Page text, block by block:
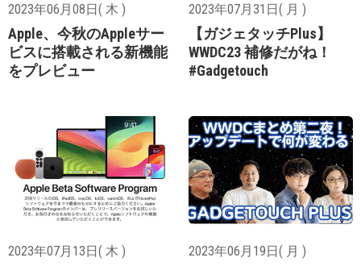
2023年06月08日( 木 )
Apple、今秋のAppleサー
ビスに搭載される新機能
をプレビュー
2023年07月31日( 月 )
【ガジェタッチPlus】
WWDC23 補修だがね！
#Gadgetouch
2023年07月13日( 木 ) 2023年06月19日( 月 )